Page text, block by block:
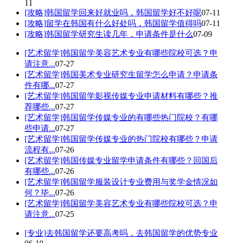
11
[攻略]韩国留学回来好就业吗，韩国留学好不好呢07-11
[攻略]留学在韩国有什么好处吗，韩国留学值得吗07-11
[攻略]韩国留学研究生读几年，申请条件是什么07-09
[艺术留学]韩国留学美容艺术专业有哪些院校可选？申
请注意...07-27
[艺术留学]韩国美术专业研究生留学怎么申请？申请条
件有哪...07-27
[艺术留学]韩国留学影视传媒专业申请材料有哪些？推
荐哪些...07-27
[艺术留学]韩国留学传媒专业的有哪些热门院校？有哪
些申请...07-27
[艺术留学]韩国留学传媒专业的热门院校有哪些？申请
流程有...07-26
[艺术留学]韩国传媒专业留学申请条件有哪些？回国后
有哪些...07-26
[艺术留学]韩国留学服装设计专业费用与奖学金情况如
何？毕...07-26
[艺术留学]韩国留学美容艺术专业有哪些院校可选？申
请注意...07-25
[专业]去韩国留学还要高考吗，去韩国留学的优势专业